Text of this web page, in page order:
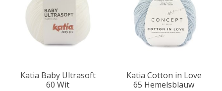
Katia Baby Ultrasoft
60 Wit
Katia Cotton in Love
65 Hemelsblauw